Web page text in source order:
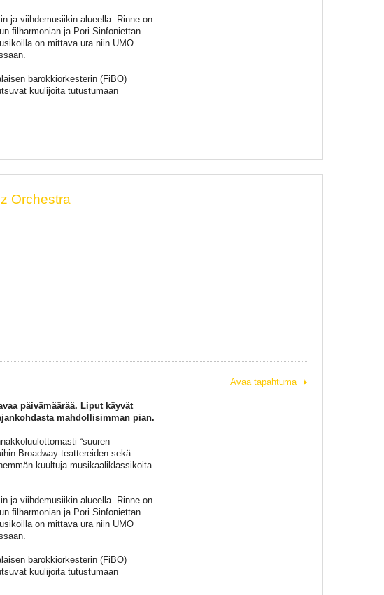
ja viihdemusiikin alueella. Rinne on
filharmonian ja Pori Sinfoniettan
on mittava ura niin UMO
barokkiorkesterin (FiBO)
kuulijoita tutustumaan
Orchestra
päivämäärää. Liput käyvät
mahdollisimman pian.
“suuren
Broadway-teattereiden sekä
kuultuja musikaaliklassikoita
ja viihdemusiikin alueella. Rinne on
filharmonian ja Pori Sinfoniettan
on mittava ura niin UMO
barokkiorkesterin (FiBO)
kuulijoita tutustumaan
Avaa tapahtuma